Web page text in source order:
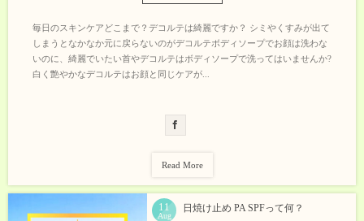
毎日のスキンケアどこまで？デコルテは綺麗ですか？ シミやくすみが出て
しまうとなかなか元に戻らないのがデコルテボディソープでお顔は洗わな
いのに、綺麗でいたい首やデコルテはボディソープで洗ってはいませんか?
白く艶やかなデコルテはお顔と同じケアが...
Read More
11
Aug
日焼け止め PA SPFって何？